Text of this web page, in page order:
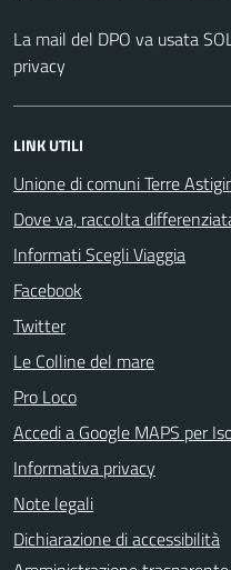
La mail del DPO va usata
privacy
LINK UTILI
Unione di comuni Terre
Dove va, raccolta
Informati Scegli Viaggia
Facebook
Twitter
Le Colline del mare
Pro Loco
Accedi a Google MAPS per
Informativa privacy
Note legali
Dichiarazione di accessibilità